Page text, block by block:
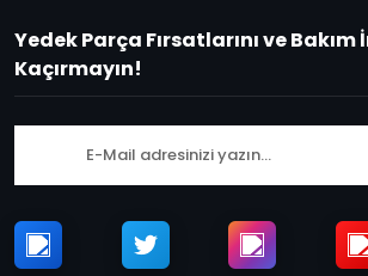
Yedek Parça Fırsatlarını ve
Kaçırmayın!